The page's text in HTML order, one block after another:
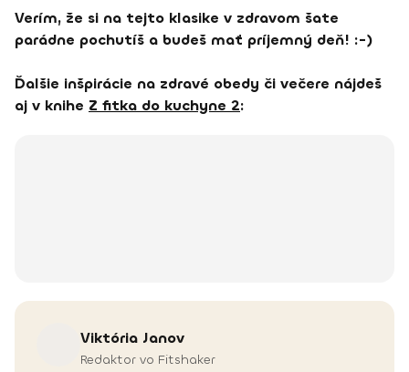
Verím, že si na tejto klasike v zdravom šate
parádne pochutíš a budeš mať príjemný deň! :-)
Ďalšie inšpirácie na zdravé obedy či večere nájdeš
aj v knihe Z fitka do kuchyne 2:
Viktória Janov
Redaktor vo Fitshaker